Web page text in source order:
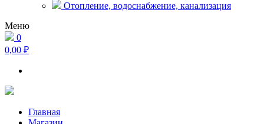
Отопление, водоснабжение, канализация
Меню
0
0,00 ₽
Главная